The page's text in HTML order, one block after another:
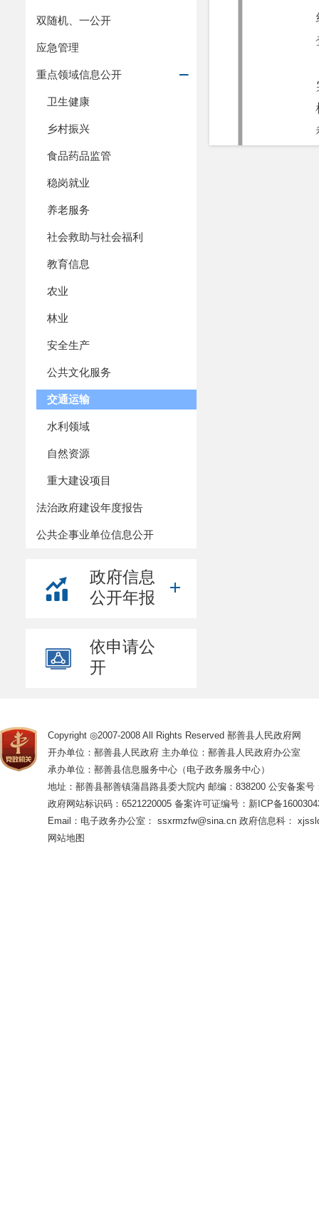
双随机、一公开
应急管理
重点领域信息公开
卫生健康
乡村振兴
食品药品监管
稳岗就业
养老服务
社会救助与社会福利
教育信息
农业
林业
安全生产
公共文化服务
交通运输
水利领域
自然资源
重大建设项目
法治政府建设年度报告
公共企事业单位信息公开
政府信息
公开年报
依申请公
开
Copyright ◎2007-2008 All Rights Reserved 鄯善县人民政府网
开办单位：鄯善县人民政府 主办单位：鄯善县人民政府办公室
承办单位：鄯善县信息服务中心（电子政务服务中心）
地址：鄯善县鄯善镇蒲昌路县委大院内 邮编：838200 公安备案号
政府网站标识码：6521220005 备案许可证编号：新ICP备
Email：电子政务办公室： ssxrmzfw@sina.cn 政府信息科：
网站地图